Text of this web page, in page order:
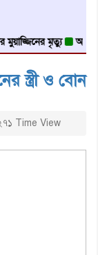
মৃত্যু আবৃত্তি
স্ত্রী ও বোন
Time View